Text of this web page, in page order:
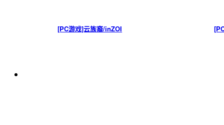
[PC游戏]云族裔/inZOI